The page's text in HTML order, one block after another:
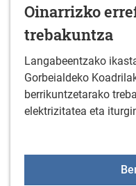
Oinarrizko
trebakuntza
Langabeentzako
Gorbeialdeko
berrikuntzetarako
elektrizitatea eta